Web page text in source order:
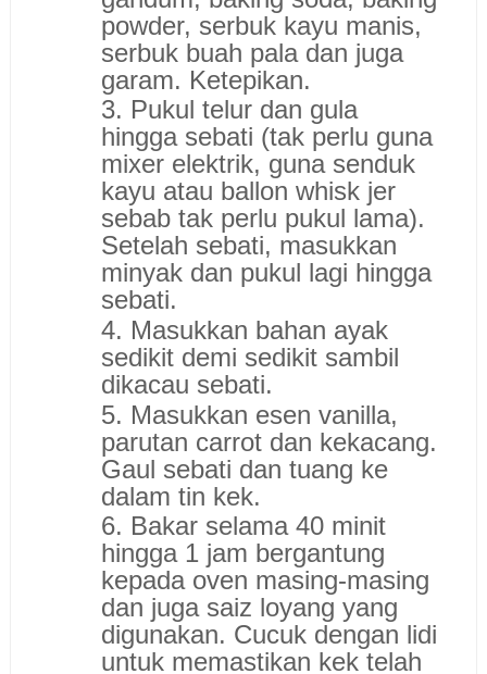
powder, serbuk kayu manis,
serbuk buah pala dan juga
garam. Ketepikan.
3. Pukul telur dan gula
hingga sebati (tak perlu guna
mixer elektrik, guna senduk
kayu atau ballon whisk jer
sebab tak perlu pukul lama).
Setelah sebati, masukkan
minyak dan pukul lagi hingga
sebati.
4. Masukkan bahan ayak
sedikit demi sedikit sambil
dikacau sebati.
5. Masukkan esen vanilla,
parutan carrot dan kekacang.
Gaul sebati dan tuang ke
dalam tin kek.
6. Bakar selama 40 minit
hingga 1 jam bergantung
kepada oven masing-masing
dan juga saiz loyang yang
digunakan. Cucuk dengan lidi
untuk memastikan kek telah